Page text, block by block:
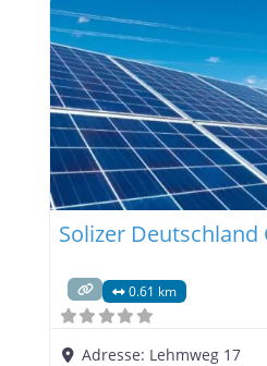
diesem Beitrag stammen
verfügbaren Quellen und
betreffenden Firma selbst
Individuelle
Solizer Deutschland
0.61 km
Adresse: Lehmweg 17